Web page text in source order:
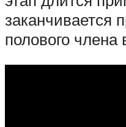
заканчивается
полового члена